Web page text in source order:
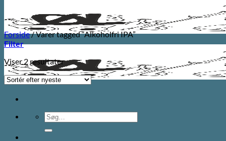
Søg
efter:
Forside/Varer tagged “Alkoholfri IPA”
Filter
Viser 2 resultaterSorteret
efter
seneste